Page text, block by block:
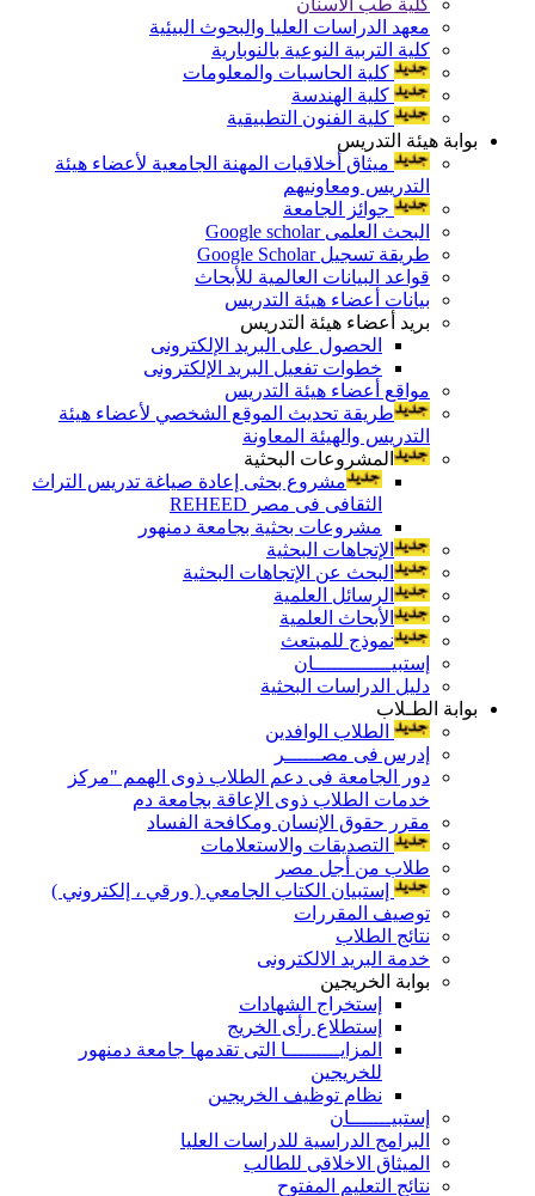
معهد الدراسات العليا والبحوث البيئية
كلية التربية النوعية بالنوبارية
كلية الحاسبات والمعلومات
كلية الهندسة
كلية الفنون التطبيقية
بوابة هيئة التدريس
ميثاق أخلاقيات المهنة الجامعية لأعضاء هيئة
التدريس ومعاونيهم
جوائز الجامعة
البحث العلمى Google scholar
طريقة تسجيل Google Scholar
قواعد البيانات العالمية للأبحاث
بيانات أعضاء هيئة التدريس
بريد أعضاء هيئة التدريس
الحصول على البريد الإلكترونى
خطوات تفعيل البريد الإلكترونى
مواقع أعضاء هيئة التدريس
طريقة تحديث الموقع الشخصي لأعضاء هيئة
التدريس والهيئة المعاونة
المشروعات البحثية
مشروع بحثى إعادة صياغة تدريس التراث
الثقافى فى مصر REHEED
مشروعات بحثية بجامعة دمنهور
الإتجاهات البحثية
البحث عن الإتجاهات البحثية
الرسائل العلمية
الأبحاث العلمية
نموذج للمبتعث
إستبيـــــــــــــان
دليل الدراسات البحثية
بوابة الطـلاب
الطلاب الوافدين
إدرس فى مصــــــر
دور الجامعة فى دعم الطلاب ذوى الهمم "مركز
خدمات الطلاب ذوى الإعاقة بجامعة دم
مقرر حقوق الإنسان ومكافحة الفساد
التصديقات والاستعلامات
طلاب من أجل مصر
إستبيان الكتاب الجامعي ( ورقي ، إلكتروني )
توصيف المقررات
نتائج الطلاب
خدمة البريد الالكترونى
بوابة الخريجين
إستخراج الشهادات
إستطلاع رأى الخريج
المزايـــــــــا التى تقدمها جامعة دمنهور
للخريجين
نظام توظيف الخريجين
إستبيـــــــان
البرامج الدراسية للدراسات العليا
الميثاق الاخلاقى للطالب
نتائج التعليم المفتوح